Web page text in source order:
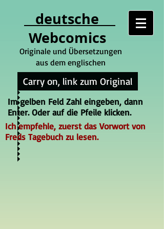
deutsche
Webcomics
Originale und Übersetzungen
aus dem englischen
Carry on, link zum Original
Im gelben Feld Zahl eingeben, dann
Enter. Oder auf die Pfeile klicken.
Ich empfehle, zuerst das Vorwort von
Freds Tagebuch zu lesen.